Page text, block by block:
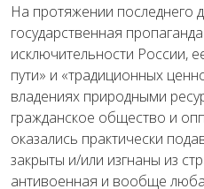
На протяжении последнего
государственная
исключительности России,
пути» и «традиционных
владениях природными
гражданское общество и
оказались практически
закрыты и/или изгнаны из
антивоенная и вообще